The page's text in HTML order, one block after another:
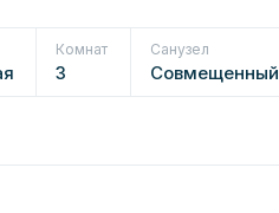
Комнат
3
Санузел
Совмещенный